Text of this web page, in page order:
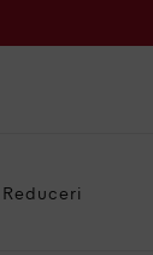
Reduceri